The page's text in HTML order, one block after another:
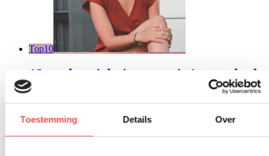
Toestemming Details Over
Top10
12x vakantiehuis met privé zwembad
huren
Ben jij toe aan een ontspannen vakantie, waarbij je alle luxe
faciliteiten binnen handbereik hebt? Dan is een vakantievilla
privé zwembad echt is voor jou!